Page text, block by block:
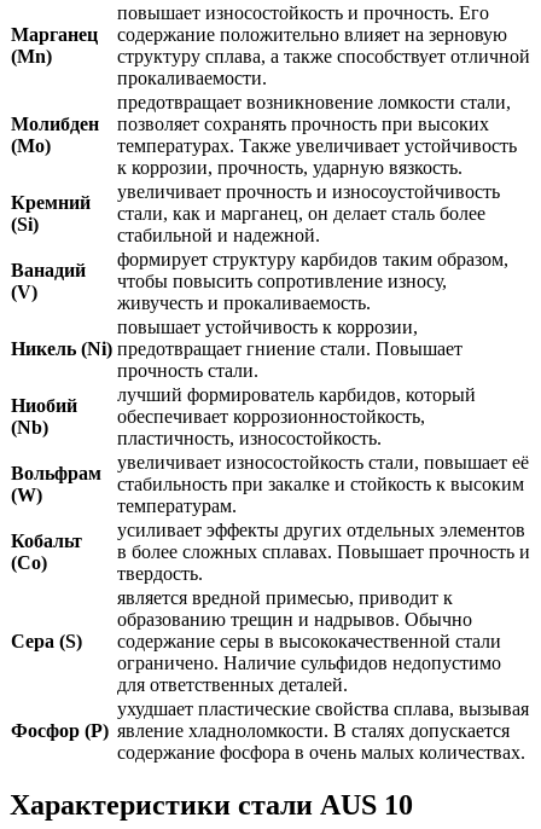
Марганец
(Mn)
повышает износостойкость и прочность. Его
содержание положительно влияет на зерновую
структуру сплава, а также способствует отличной
прокаливаемости.
Молибден
(Mo)
предотвращает возникновение ломкости стали,
позволяет сохранять прочность при высоких
температурах. Также увеличивает устойчивость
к коррозии, прочность, ударную вязкость.
Кремний
(Si)
увеличивает прочность и износоустойчивость
стали, как и марганец, он делает сталь более
стабильной и надежной.
Ванадий
(V)
формирует структуру карбидов таким образом,
чтобы повысить сопротивление износу,
живучесть и прокаливаемость.
Никель (Ni)
повышает устойчивость к коррозии,
предотвращает гниение стали. Повышает
прочность стали.
Ниобий
(Nb)
лучший формирователь карбидов, который
обеспечивает коррозионностойкость,
пластичность, износостойкость.
Вольфрам
(W)
увеличивает износостойкость стали, повышает её
стабильность при закалке и стойкость к высоким
температурам.
Кобальт
(Co)
усиливает эффекты других отдельных элементов
в более сложных сплавах. Повышает прочность и
твердость.
Сера (S)
является вредной примесью, приводит к
образованию трещин и надрывов. Обычно
содержание серы в высококачественной стали
ограничено. Наличие сульфидов недопустимо
для ответственных деталей.
Фосфор (P)
ухудшает пластические свойства сплава, вызывая
явление хладноломкости. В сталях допускается
содержание фосфора в очень малых количествах.
Характеристики стали AUS 10